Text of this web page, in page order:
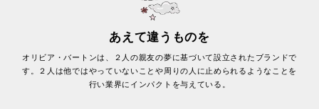
あえて違うものを
オリビア・バートンは、２人の親友の夢に基づいて設立されたブランドで
す。２人は他ではやっていないことや周りの人に止められるようなことを
行い業界にインパクトを与えている。